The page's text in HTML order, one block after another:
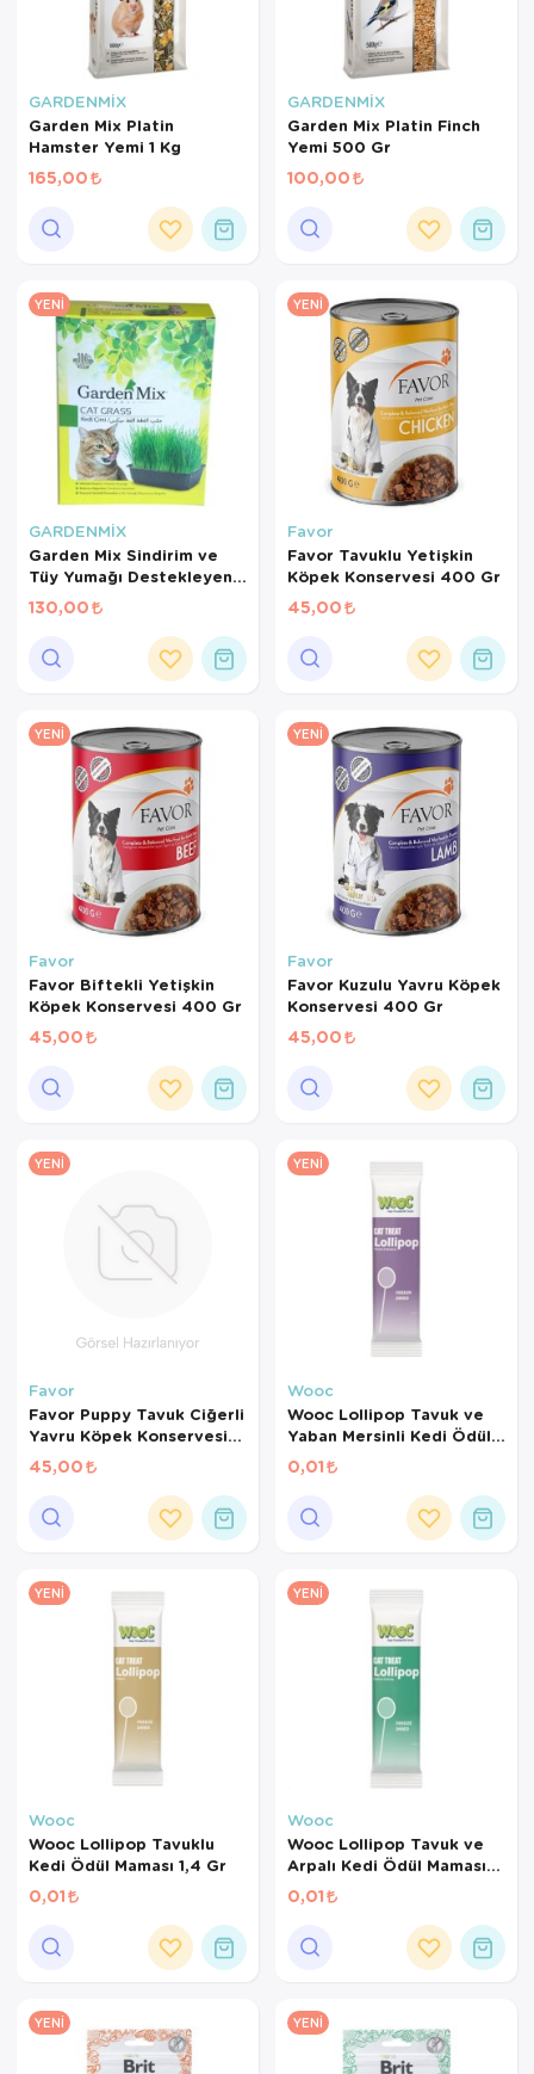
GARDENMİX
Garden Mix Platin
Hamster Yemi 1 Kg
165,00
GARDENMİX
Garden Mix Platin Finch
Yemi 500 Gr
100,00
YENI
GARDENMİX
Garden Mix Sindirim ve
Tüy Yumağı Destekleyen
Kedi Çimi
130,00
YENI
Favor
Favor Tavuklu Yetişkin
Köpek Konservesi 400 Gr
45,00
YENI
Favor
Favor Biftekli Yetişkin
Köpek Konservesi 400 Gr
45,00
YENI
Favor
Favor Kuzulu Yavru Köpek
Konservesi 400 Gr
45,00
YENI
Favor
Favor Puppy Tavuk Ciğerli
Yavru Köpek Konservesi
400 Gr
45,00
YENI
Wooc
Wooc Lollipop Tavuk ve
Yaban Mersinli Kedi Ödül
Maması 1,4 Gr
0,01
YENI
Wooc
Wooc Lollipop Tavuklu
Kedi Ödül Maması 1,4 Gr
0,01
YENI
Wooc
Wooc Lollipop Tavuk ve
Arpalı Kedi Ödül Maması
1,4 Gr
0,01
YENI YENI